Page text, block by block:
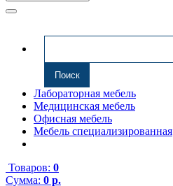
Лабораторная мебель
Медицинская мебель
Офисная мебель
Мебель специализированная
Товаров: 0
Сумма: 0 р.